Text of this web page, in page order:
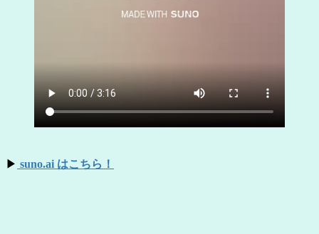
▶ suno.ai はこちら！